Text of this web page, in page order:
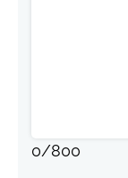
0/800